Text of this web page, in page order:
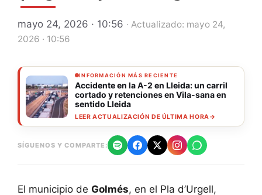
mayo 24, 2026 · 10:56 · Actualizado: mayo 24,
2026 · 10:56
INFORMACIÓN MÁS RECIENTE
Accidente en la A-2 en Lleida: un carril
cortado y retenciones en Vila-sana en
sentido Lleida
LEER ACTUALIZACIÓN DE ÚLTIMA HORA→
SÍGUENOS Y COMPARTE:
El municipio de Golmés, en el Pla d’Urgell,